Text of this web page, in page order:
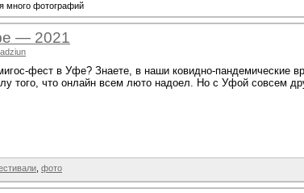
много фотографий
— 2021
фест в Уфе? Знаете, в наши ковидно-пандемические
того, что онлайн всем люто надоел. Но с Уфой совсем
фото